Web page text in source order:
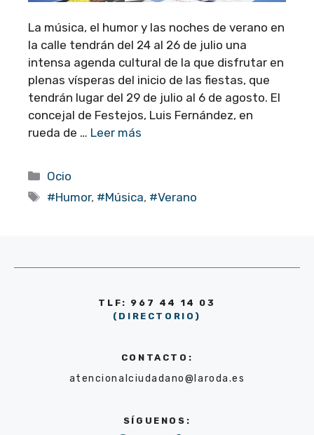
La música, el humor y las noches de verano en
la calle tendrán del 24 al 26 de julio una
intensa agenda cultural de la que disfrutar en
plenas vísperas del inicio de las fiestas, que
tendrán lugar del 29 de julio al 6 de agosto. El
concejal de Festejos, Luis Fernández, en
rueda de … Leer más
Categorías
Ocio
Etiquetas
#Humor, #Música, #Verano
TLF: 967 44 14 03
(DIRECTORIO)
CONTACTO:
atencionalciudadano@laroda.es
SÍGUENOS: